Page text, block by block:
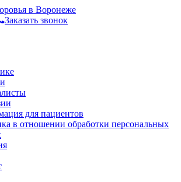
в Воронеже
Заказать звонок
для пациентов
в отношении обработки персональных